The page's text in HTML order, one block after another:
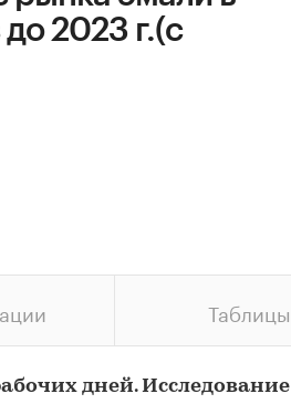
2023 г.(с
Таблицы
дней. Исследование